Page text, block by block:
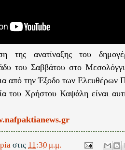
της ανατίναξης του
του Σαββάτου στο
από την Έξοδο των Ελευθέρων
του Χρήστου Καψάλη είναι
στις 11:30 μ.μ.